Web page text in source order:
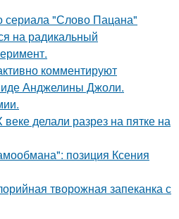
"Слово Пацана"
на радикальный
комментируют
Анджелины Джоли.
делали разрез на пятке на
позиция Ксения
творожная запеканка с